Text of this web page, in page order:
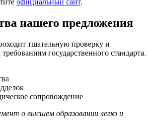
официальный сайт.
нашего предложения
тщательную проверку и
требованиям государственного стандарта.
сопровождение
о высшем образовании легко и